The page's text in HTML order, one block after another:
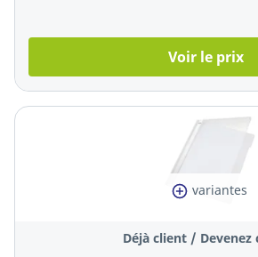
Voir le prix
variantes
Déjà client / Devenez